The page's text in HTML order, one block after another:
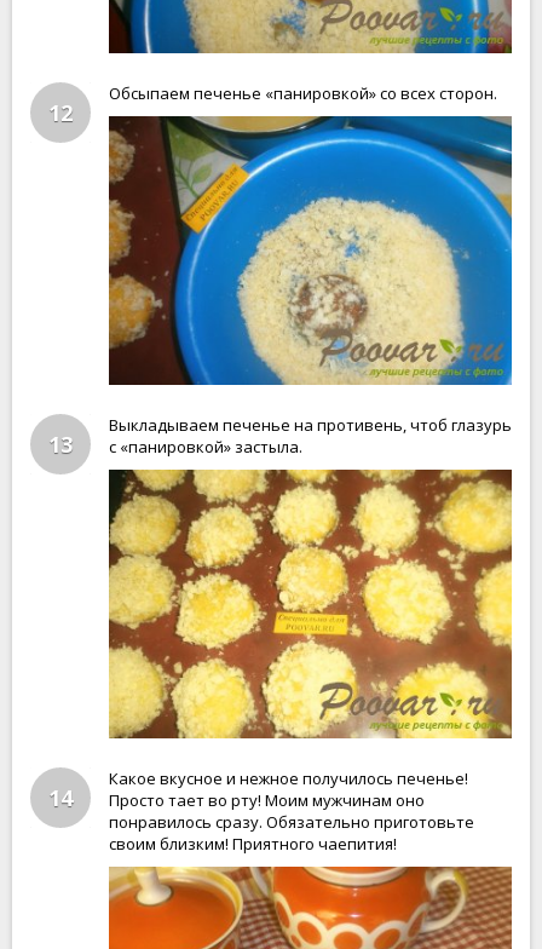
12
Обсыпаем печенье «панировкой» со всех сторон.
13
Выкладываем печенье на противень, чтоб глазурь
с «панировкой» застыла.
14
Какое вкусное и нежное получилось печенье!
Просто тает во рту! Моим мужчинам оно
понравилось сразу. Обязательно приготовьте
своим близким! Приятного чаепития!